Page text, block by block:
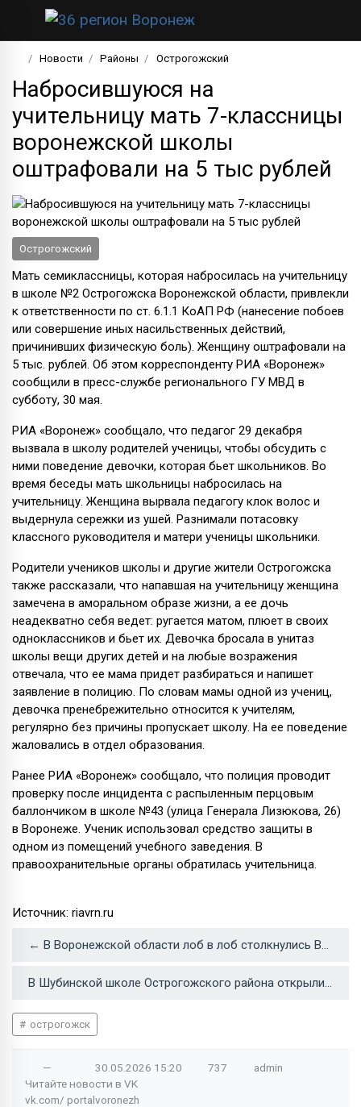
Новости Районы Острогожский
Набросившуюся на
учительницу мать 7-классницы
воронежской школы
оштрафовали на 5 тыс рублей
Острогожский
Мать семиклассницы, которая набросилась на учительницу
в школе №2 Острогожска Воронежской области, привлекли
к ответственности по ст. 6.1.1 КоАП РФ (нанесение побоев
или совершение иных насильственных действий,
причинивших физическую боль). Женщину оштрафовали на
5 тыс. рублей. Об этом корреспонденту РИА «Воронеж»
сообщили в пресс-службе регионального ГУ МВД в
субботу, 30 мая.
РИА «Воронеж» сообщало, что педагог 29 декабря
вызвала в школу родителей ученицы, чтобы обсудить с
ними поведение девочки, которая бьет школьников. Во
время беседы мать школьницы набросилась на
учительницу. Женщина вырвала педагогу клок волос и
выдернула сережки из ушей. Разнимали потасовку
классного руководителя и матери ученицы школьники.
Родители учеников школы и другие жители Острогожска
также рассказали, что напавшая на учительницу женщина
замечена в аморальном образе жизни, а ее дочь
неадекватно себя ведет: ругается матом, плюет в своих
одноклассников и бьет их. Девочка бросала в унитаз
школы вещи других детей и на любые возражения
отвечала, что ее мама придет разбираться и напишет
заявление в полицию. По словам мамы одной из учениц,
девочка пренебрежительно относится к учителям,
регулярно без причины пропускает школу. На ее поведение
жаловались в отдел образования.
Ранее РИА «Воронеж» сообщало, что полиция проводит
проверку после инцидента с распыленным перцовым
баллончиком в школе №43 (улица Генерала Лизюкова, 26)
в Воронеже. Ученик использовал средство защиты в
одном из помещений учебного заведения. В
правоохранительные органы обратилась учительница.
Источник: riavrn.ru
← В Воронежской области лоб в лоб столкнулись ВАЗ и Toyota: погибла женщина
В Шубинской школе Острогожского района открыли мемориальную доску выпускнику – бойцу СВО →
острогожск
— 30.05.2026 15:20 737
admin
Читайте новости в VK
vk.com/ portalvoronezh